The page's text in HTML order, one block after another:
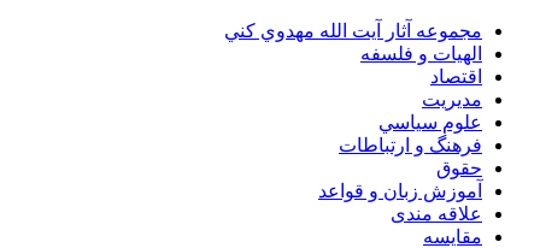
مجموعه آثار آيت الله مهدوي كني
الهیات و فلسفه
اقتصاد
مديريت
علوم سياسي
فرهنگ و ارتباطات
حقوق
آموزش زبان و قواعد
علاقه مندی
مقایسه